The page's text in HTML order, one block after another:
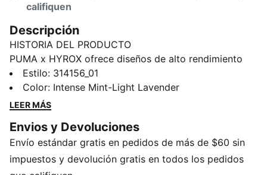
califiquen
Descripción
HISTORIA DEL PRODUCTO
PUMA x HYROX ofrece diseños de alto rendimiento
específicamente seleccionados para la carrera de
fitness definitiva. Llega a la meta el día de la carrera
con estos tenis ligeros con amortiguación
ultraestable.
CARACTERÍSTICAS Y BENEFICIOS
El empeine de los tenis está fabricado con al menos
un 30 % de materiales reciclados
Estilo: 314156_01
Color: Intense Mint-Light Lavender
LEER MÁS
Envios y Devoluciones
Envío estándar gratis en pedidos de más de $60 sin
impuestos y devolución gratis en todos los pedidos